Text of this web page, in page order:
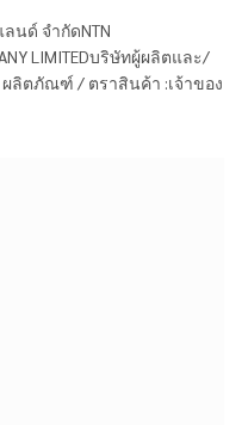
นด์ จำกัดNTN
LIMITEDบริษัทผู้ผลิตและ/
ลิตภัณฑ์ / ตราสินค้า :เจ้าของ